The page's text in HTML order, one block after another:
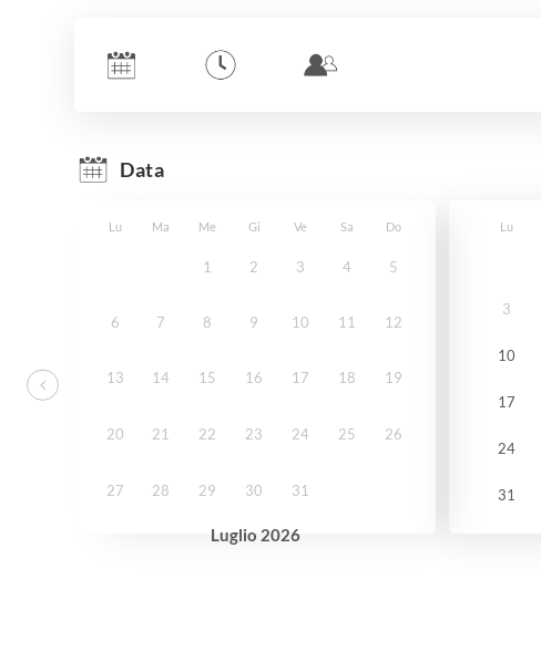
Data
Luglio 2026
Lu Ma Me Gi Ve Sa Do
1 2 3 4 5
6 7 8 9 10 11 12
13 14 15 16 17 18 19
20 21 22 23 24 25 26
27 28 29 30 31
Lu
3
10
17
24
31